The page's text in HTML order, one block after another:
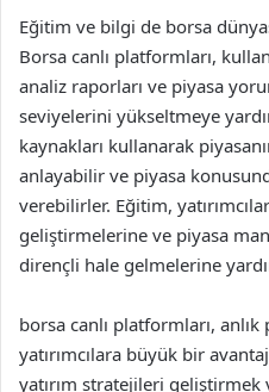
Eğitim ve bilgi de borsa
Borsa canlı platformları,
analiz raporları ve piyasa
seviyelerini yükseltmeye
kaynakları kullanarak
anlayabilir ve piyasa
verebilirler. Eğitim,
geliştirmelerine ve piyasa
dirençli hale gelmelerine
borsa canlı platformları,
yatırımcılara büyük bir
yatırım stratejileri geliştirmek